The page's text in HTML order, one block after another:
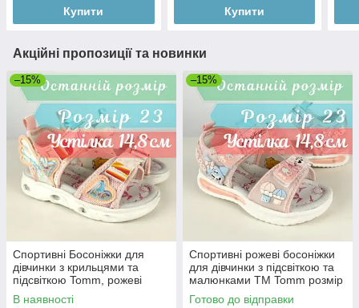
Купити Купити
Акційні пропозиції та новинки
–15%
Спортивні Босоніжки для
дівчинки з крильцями та
підсвіткою Tomm, рожеві
розмір 23 - устілка 14,8 см
В наявності
–15%
Спортивні рожеві босоніжки
для дівчинки з підсвіткою та
малюнками ТМ Tomm розмір
23 - устілка 14,8 см
Готово до відправки